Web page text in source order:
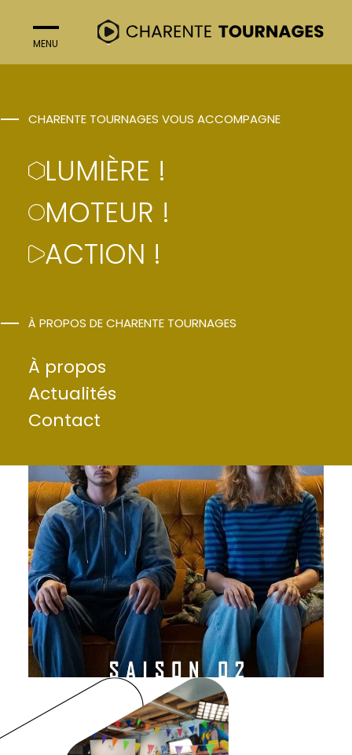
MENU
CHARENTE TOURNAGES VOUS ACCOMPAGNE
LUMIÈRE !
MOTEUR !
ACTION !
À PROPOS DE CHARENTE TOURNAGES
À propos
Actualités
Contact
ASPERGIRL – SAISON
2
Alice Philippon, Rose Philippon